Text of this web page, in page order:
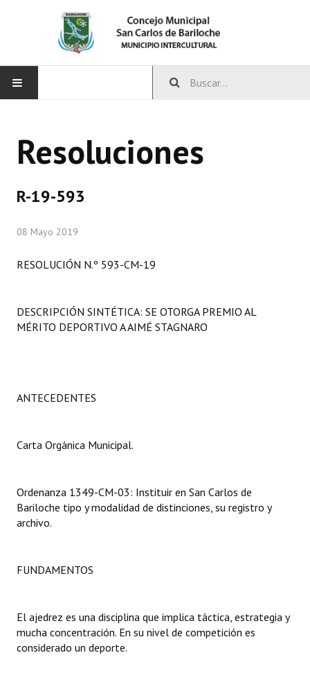
CONCEJO
Comisiones Permanentes
Comisiones Especiales
Programas
Carta Orgánica 2007
Digesto
Organigrama
Proyectos Presentados
Dictámenes Asesoría Letrada
Resoluciones
R-19-593
08 Mayo 2019
RESOLUCIÓN N.º 593-CM-19
DESCRIPCIÓN SINTÉTICA: SE OTORGA PREMIO AL
MÉRITO DEPORTIVO A AIMÉ STAGNARO
ANTECEDENTES
Carta Orgánica Municipal.
Ordenanza 1349-CM-03: Instituir en San Carlos de
Bariloche tipo y modalidad de distinciones, su registro y
archivo.
FUNDAMENTOS
El ajedrez es una disciplina que implica táctica, estrategia y
mucha concentración. En su nivel de competición es
considerado un deporte.